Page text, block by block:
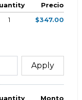
Precio
1 $347.00
Apply
Monto